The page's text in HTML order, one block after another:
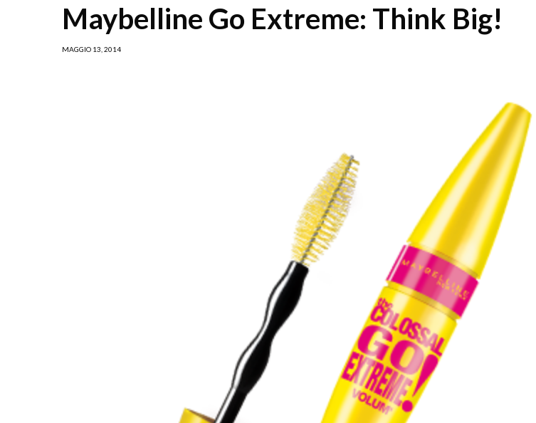
Maybelline Go Extreme: Think Big!
MAGGIO 13, 2014